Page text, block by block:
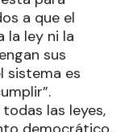
a que el
la ley ni la
sus
sistema es
las leyes,